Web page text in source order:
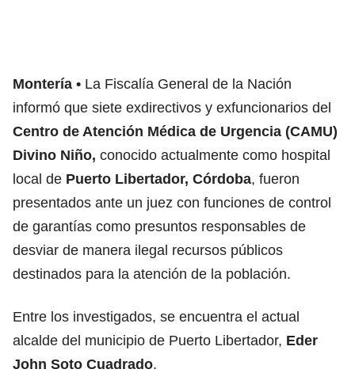
Montería
La Fiscalía General de la Nación
informó que siete exdirectivos y exfuncionarios del
Centro de Atención Médica de Urgencia (CAMU)
Divino Niño, conocido actualmente como hospital
local de Puerto Libertador, Córdoba, fueron
presentados ante un juez con funciones de control
de garantías como presuntos responsables de
desviar de manera ilegal recursos públicos
destinados para la atención de la población.
Entre los investigados, se encuentra el actual
alcalde del municipio de Puerto Libertador, Eder
John Soto Cuadrado.